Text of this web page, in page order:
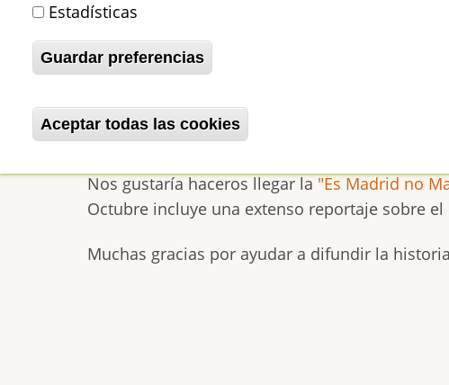
Estadísticas
Guardar preferencias
Aceptar todas las cookies
Revocar consentimiento
El fronton Beti-Jai.
Magazine)
betijaimadrid
Mar, 02/10/2012 - 09:12
Nos gustaría haceros llegar la"Es Madrid no
Octubre incluye una extenso reportaje sobre
Muchas gracias por ayudar a difundir la